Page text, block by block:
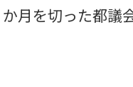
月を切った都議